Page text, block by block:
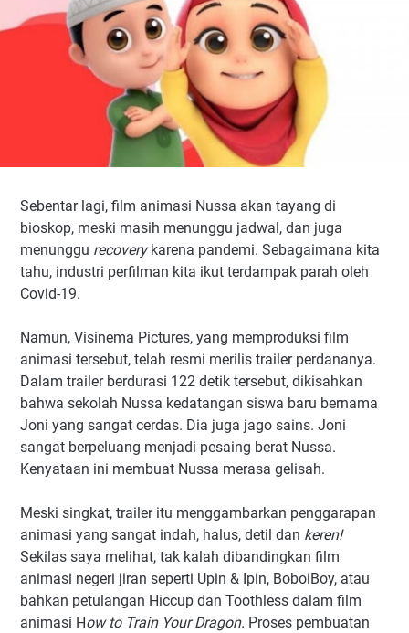
Sebentar lagi, film animasi Nussa akan tayang di
bioskop, meski masih menunggu jadwal, dan juga
menunggu recoverykarena pandemi. Sebagaimana kita
tahu, industri perfilman kita ikut terdampak parah oleh
Covid-19.
Namun, Visinema Pictures, yang memproduksi film
animasi tersebut, telah resmi merilis trailer perdananya.
Dalam trailer berdurasi 122 detik tersebut, dikisahkan
bahwa sekolah Nussa kedatangan siswa baru bernama
Joni yang sangat cerdas. Dia juga jago sains. Joni
sangat berpeluang menjadi pesaing berat Nussa.
Kenyataan ini membuat Nussa merasa gelisah.
Meski singkat, trailer itu menggambarkan penggarapan
animasi yang sangat indah, halus, detil dan keren!
Sekilas saya melihat, tak kalah dibandingkan film
animasi negeri jiran seperti Upin & Ipin, BoboiBoy, atau
bahkan petulangan Hiccup dan Toothless dalam film
animasi How to Train Your Dragon. Proses pembuatan